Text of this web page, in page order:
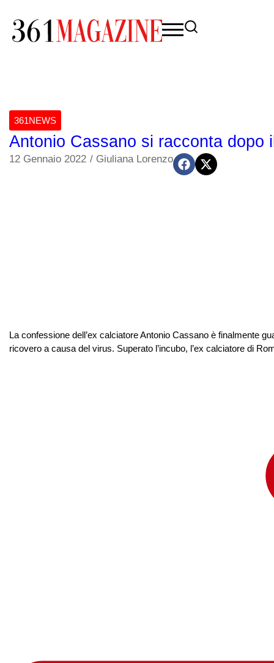
361NEWS
Antonio Cassano si racconta dopo
12 Gennaio 2022 / Giuliana Lorenzo
La confessione dell’ex calciatore Antonio Cassano è finalmente
ricovero a causa del virus. Superato l’incubo, l’ex calciatore di